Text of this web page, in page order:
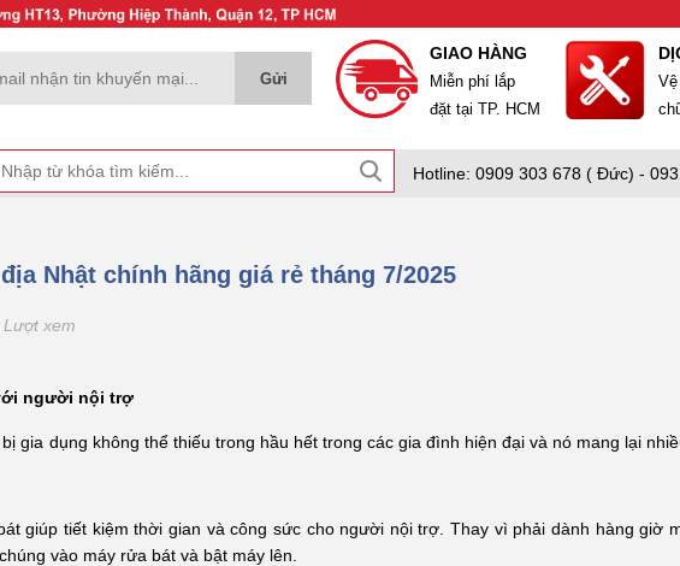
GIAO HÀNG
Miễn phí lắp
đặt tại TP. HCM
Hotline: 0909 303 678 ( Đức) -
Nhật chính hãng giá rẻ tháng 7/2025
xem
người nội trợ
gia dụng không thể thiếu trong hầu hết trong các gia đình hiện đại và nó mang lại
giúp tiết kiệm thời gian và công sức cho người nội trợ. Thay vì phải dành hàng giờ
vào máy rửa bát và bật máy lên.